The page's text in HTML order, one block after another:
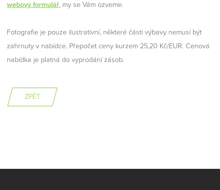
webový formulář, my se Vám ozveme.
Fotografie je pouze ilustrativní, některé části výbavy nemusí být
zahrnuty v nabídce. Přepočet ceny kurzem 25,20 Kč/EUR. Cenová
nabídka je platná do vyprodání zásob.
ZPĚT